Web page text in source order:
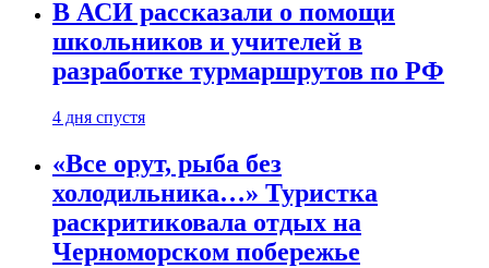
В АСИ рассказали о помощи
школьников и учителей в
разработке турмаршрутов по РФ
4 дня спустя
«Все орут, рыба без
холодильника…» Туристка
раскритиковала отдых на
Черноморском побережье